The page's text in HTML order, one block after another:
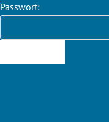
Passwort: